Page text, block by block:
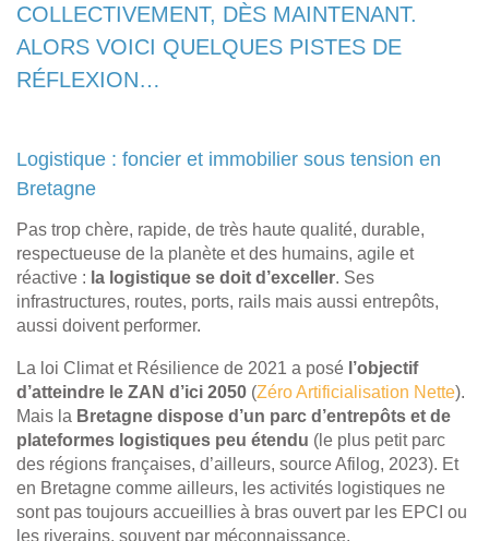
COLLECTIVEMENT, DÈS MAINTENANT.
ALORS VOICI QUELQUES PISTES DE
RÉFLEXION…
Logistique : foncier et immobilier sous tension en
Bretagne
Pas trop chère, rapide, de très haute qualité, durable,
respectueuse de la planète et des humains, agile et
réactive : la logistique se doit d’exceller. Ses
infrastructures, routes, ports, rails mais aussi entrepôts,
aussi doivent performer.
La loi Climat et Résilience de 2021 a posé l’objectif
d’atteindre le ZAN d’ici 2050 (Zéro Artificialisation Nette).
Mais la Bretagne dispose d’un parc d’entrepôts et de
plateformes logistiques peu étendu (le plus petit parc
des régions françaises, d’ailleurs, source Afilog, 2023). Et
en Bretagne comme ailleurs, les activités logistiques ne
sont pas toujours accueillies à bras ouvert par les EPCI ou
les riverains, souvent par méconnaissance.